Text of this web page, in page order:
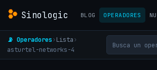
Sinologic BLOG OPERADORES
📡 Operadores› Lista›
asturtel-networks-4